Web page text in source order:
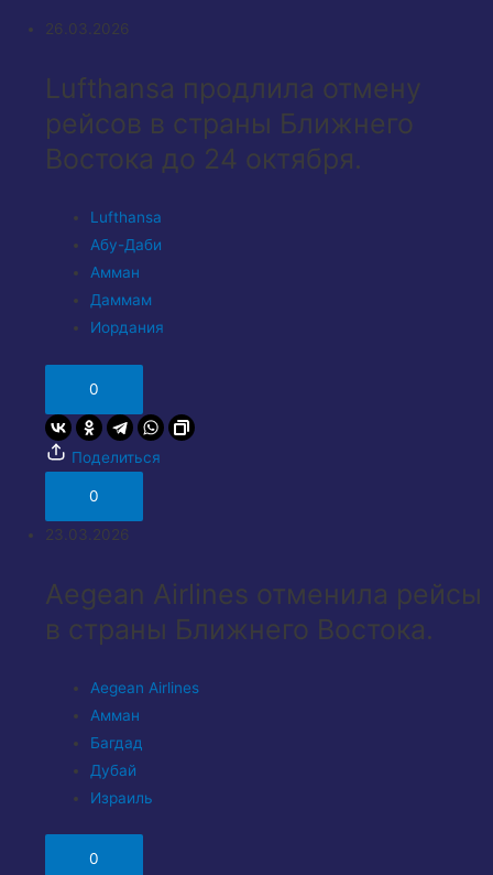
26.03.2026
Lufthansa продлила отмену
рейсов в страны Ближнего
Востока до 24 октября.
Lufthansa
Абу-Даби
Амман
Даммам
Иордания
0
Поделиться
0
23.03.2026
Aegean Airlines отменила рейсы
в страны Ближнего Востока.
Aegean Airlines
Амман
Багдад
Дубай
Израиль
0